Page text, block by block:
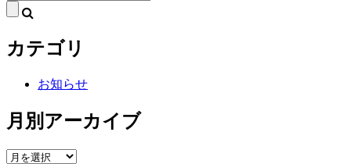
索:
カテゴリ
お知らせ
月別アーカイブ
月